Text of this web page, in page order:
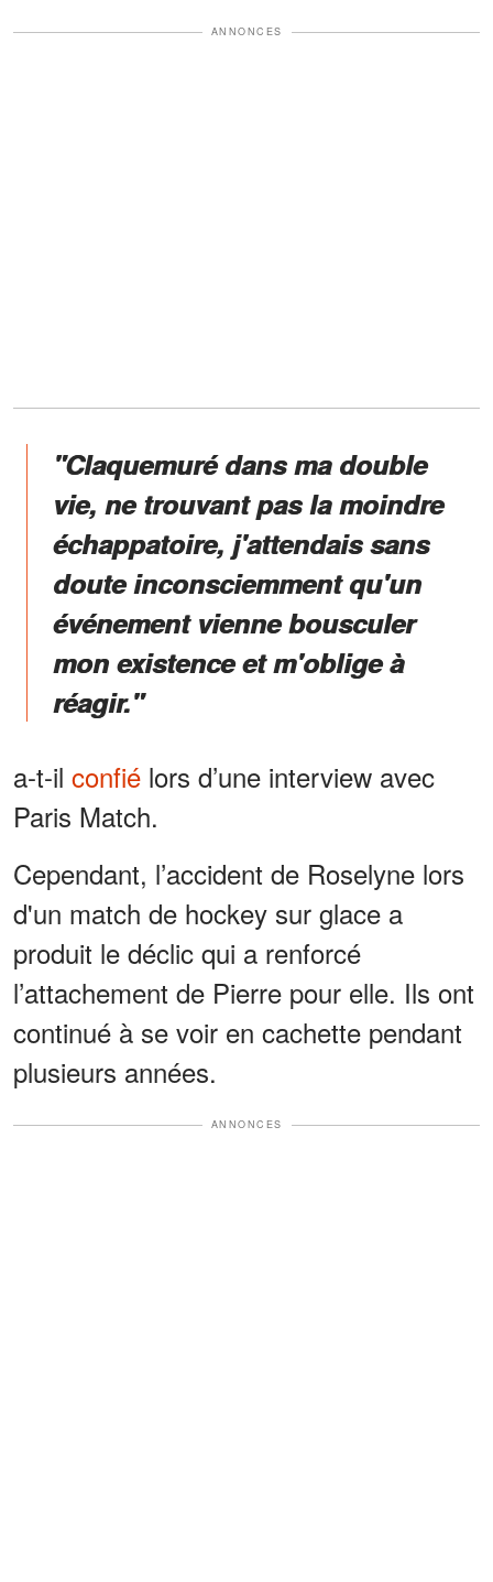
ANNONCES
"Claquemuré dans ma double
vie, ne trouvant pas la moindre
échappatoire, j'attendais sans
doute inconsciemment qu'un
événement vienne bousculer
mon existence et m'oblige à
réagir."
a-t-il confié lors d’une interview avec
Paris Match.
Cependant, l’accident de Roselyne lors
d'un match de hockey sur glace a
produit le déclic qui a renforcé
l’attachement de Pierre pour elle. Ils ont
continué à se voir en cachette pendant
plusieurs années.
ANNONCES